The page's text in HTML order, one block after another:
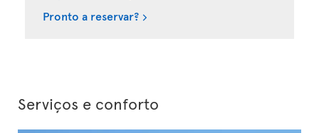
Pronto a reservar?
Serviços e conforto